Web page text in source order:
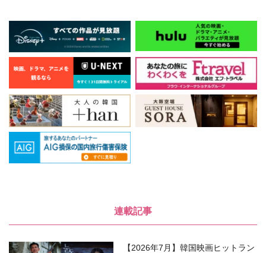
連載記事
【2026年7月】韓国映画ヒットラン